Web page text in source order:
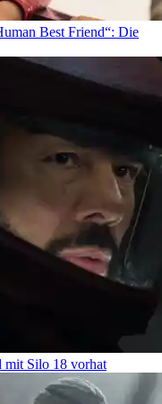
Best Friend“: Die
mit Silo 18 vorhat